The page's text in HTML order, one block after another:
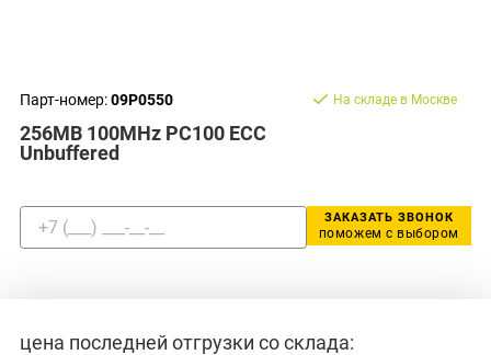
Парт-номер:09P0550
256MB 100MHz PC100 ECC
Unbuffered
На складе в Москве
ЗАКАЗАТЬ ЗВОНОК
поможем с выбором
цена последней отгрузки со склада: